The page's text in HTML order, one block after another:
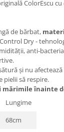
ColorEscu
de bărbat,
Control Dry -
anti-
și nu
pielii să respire.
înainte
Lungime
68cm